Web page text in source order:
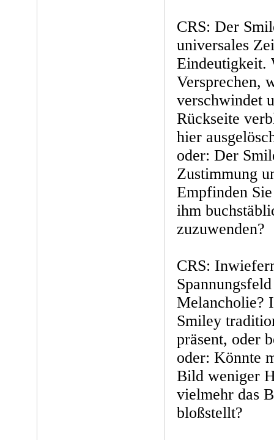
CRS: Der
universales
Eindeutigkeit.
Versprechen,
verschwindet
Rückseite
hier
oder: Der
Zustimmung
Empfinden
ihm
zuzuwenden?
CRS:
Melancholie?
Smiley
präsent, oder
oder: Könnte
Bild weniger
vielmehr das
bloßstellt?